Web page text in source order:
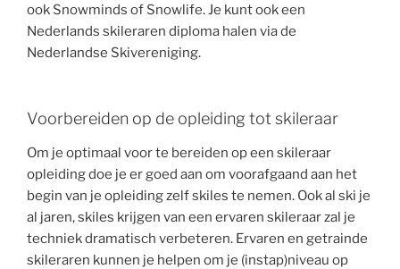
ook Snowminds of Snowlife. Je kunt ook een
Nederlands skileraren diploma halen via de
Nederlandse Skivereniging.
Voorbereiden op de opleiding tot skileraar
Om je optimaal voor te bereiden op een skileraar
opleiding doe je er goed aan om voorafgaand aan het
begin van je opleiding zelf skiles te nemen. Ook al ski je
al jaren, skiles krijgen van een ervaren skileraar zal je
techniek dramatisch verbeteren. Ervaren en getrainde
skileraren kunnen je helpen om je (instap)niveau op